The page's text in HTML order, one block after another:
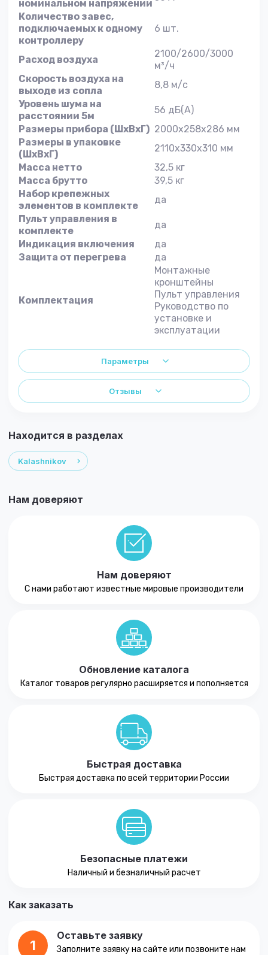
номинальном напряжении
Количество завес,
подключаемых к одному
контроллеру
6 шт.
Расход воздуха
2100/2600/3000
м³/ч
Скорость воздуха на
выходе из сопла
8,8 м/с
Уровень шума на
расстоянии 5м
56 дБ(А)
Размеры прибора (ШхВхГ) 2000х258х286 мм
Размеры в упаковке
(ШхВхГ)
2110х330х310 мм
Масса нетто
32,5 кг
Масса брутто
39,5 кг
Набор крепежных
элементов в комплекте
да
Пульт управления в
комплекте
да
Индикация включения
да
Защита от перегрева
да
Комплектация
Монтажные
кронштейны
Пульт управления
Руководство по
установке и
эксплуатации
Параметры
Отзывы
Находится в разделах
Kalashnikov
Нам доверяют
Нам доверяют
С нами работают известные мировые производители
Обновление каталога
Каталог товаров регулярно расширяется и пополняется
Быстрая доставка
Быстрая доставка по всей территории России
Безопасные платежи
Наличный и безналичный расчет
Как заказать
1
Оставьте заявку
Заполните заявку на сайте или позвоните нам